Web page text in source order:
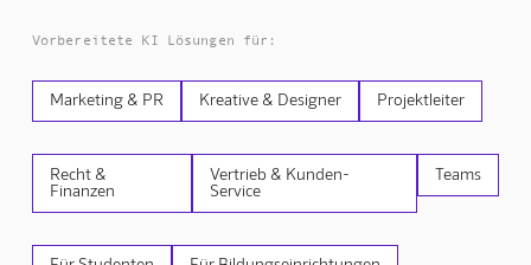
Vorbereitete KI Lösungen für:
Marketing & PR Kreative & Designer Projektleiter
Recht &
Finanzen
Vertrieb & Kunden-
Service
Teams